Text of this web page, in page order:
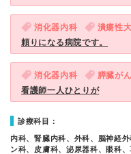
消化器内科 潰瘍性
頼りになる病院です。
消化器内科 膵臓がん
看護師一人ひとりが
診療科目：
内科、腎臓内科、外科、脳神経
ン科、皮膚科、泌尿器科、眼科